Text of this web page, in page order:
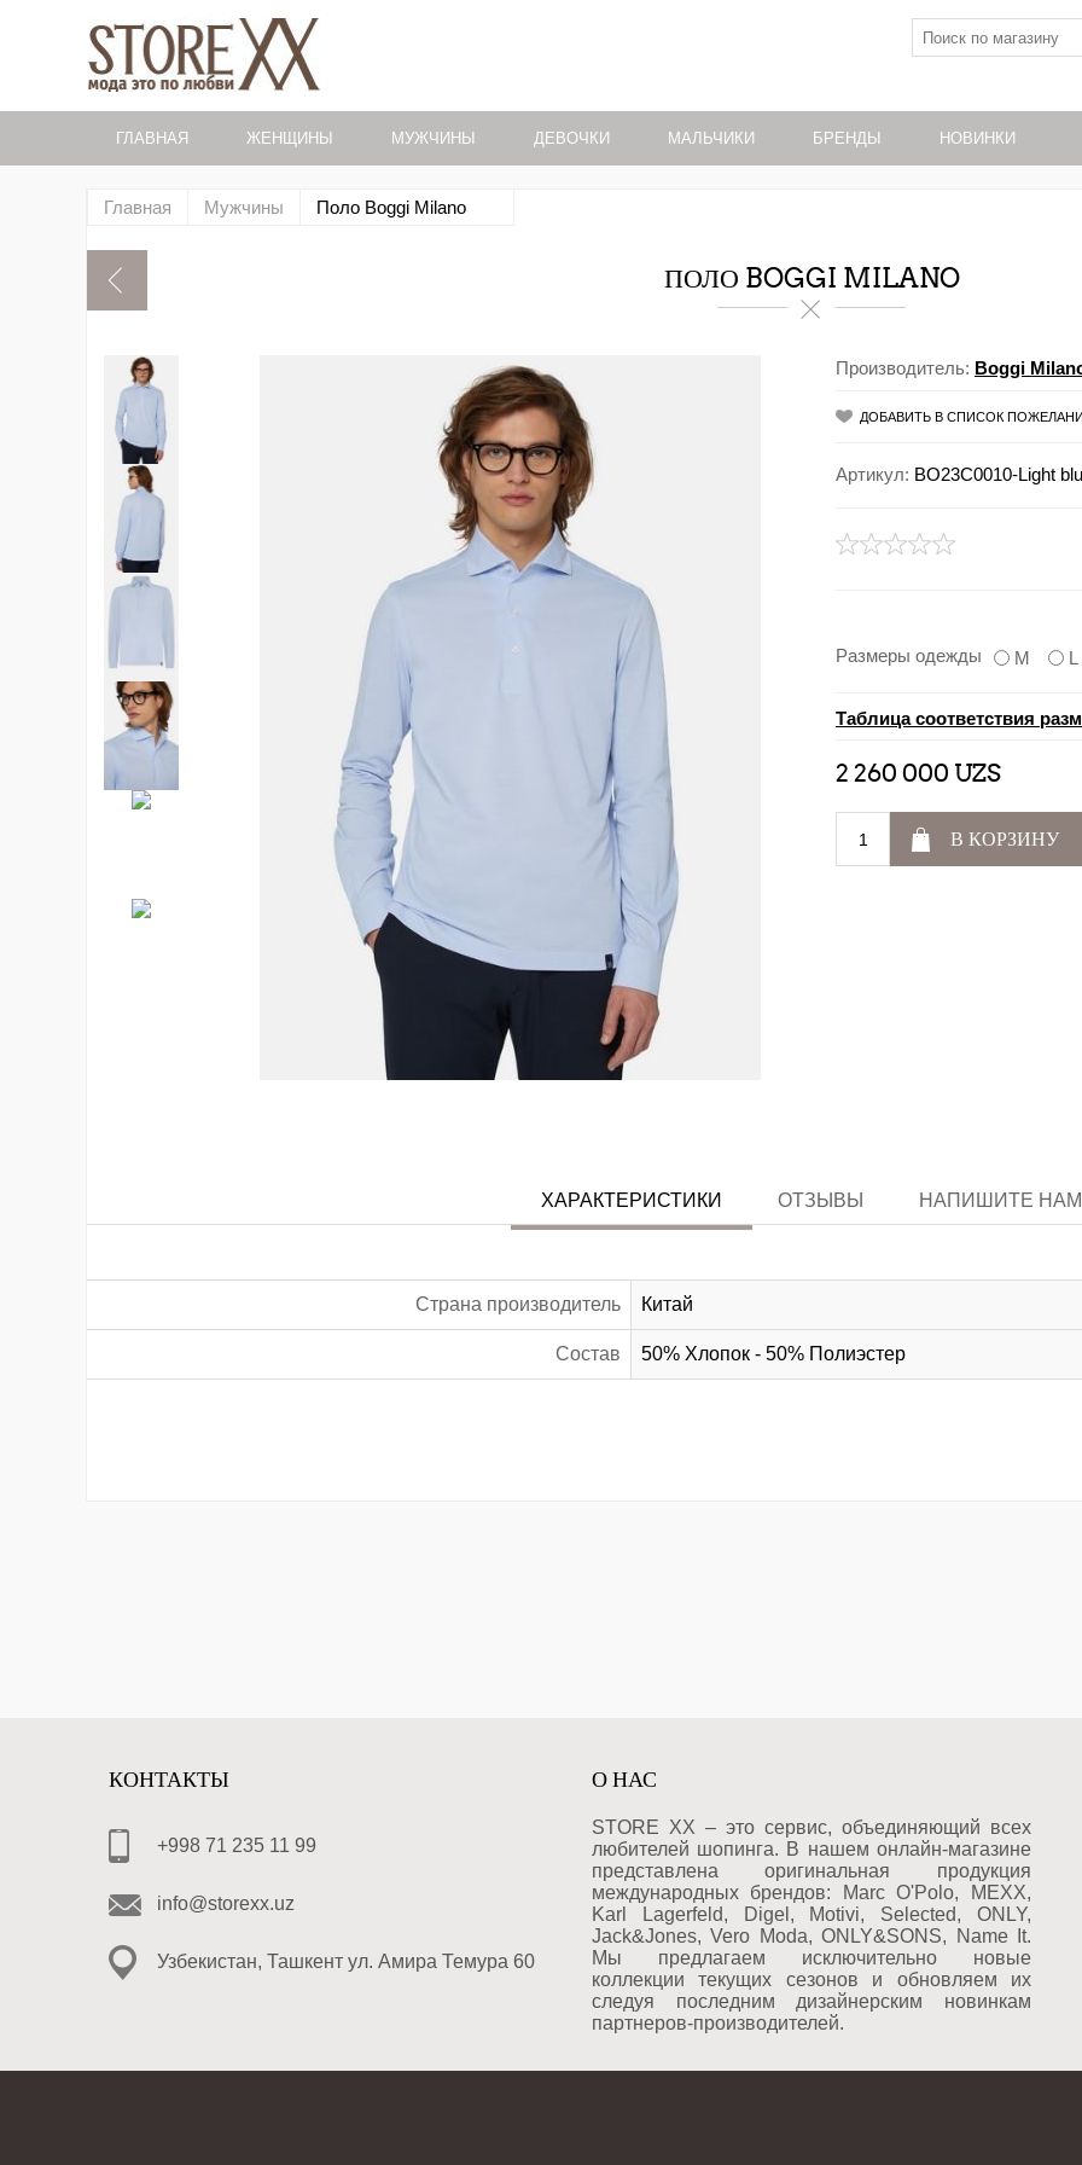
ГЛАВНАЯ ЖЕНЩИНЫ МУЖЧИНЫ ДЕВОЧКИ МАЛЬЧИКИ БРЕНДЫ НОВИНКИ
Главная Мужчины Поло Boggi Milano
ПОЛО BOGGI MILANO
Производитель: Boggi
ДОБАВИТЬ В СПИСОК
Артикул: BO23C0010-Light
Размеры одежды M L
Таблица соответствия
2 260 000 UZS
В КОРЗИНУ
ХАРАКТЕРИСТИКИ ОТЗЫВЫ НАПИШИТЕ НАМ
Страна производитель Китай
Состав 50% Хлопок - 50% Полиэстер
КОНТАКТЫ
+998 71 235 11 99
info@storexx.uz
Узбекистан, Ташкент ул. Амира Темура 60
О НАС
STORE XX – это сервис, объединяющий всех
любителей шопинга. В нашем онлайн-магазине
представлена оригинальная продукция
международных брендов: Marc O'Polo, MEXX,
Karl Lagerfeld, Digel, Motivi, Selected, ONLY,
Jack&Jones, Vero Moda, ONLY&SONS, Name It.
Мы предлагаем исключительно новые
коллекции текущих сезонов и обновляем их
следуя последним дизайнерским новинкам
партнеров-производителей.